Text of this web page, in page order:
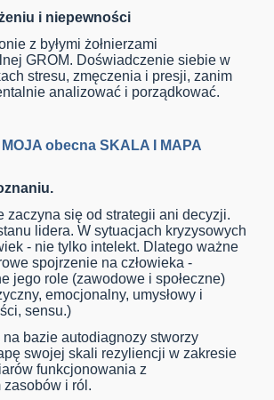
i niepewności
z byłymi żołnierzami
GROM. Doświadczenie siebie w
stresu, zmęczenia i presji, zanim
analizować i porządkować.
MOJA obecna SKALA I MAPA
zaczyna się od strategii ani decyzji.
lidera. W sytuacjach kryzysowych
- nie tylko intelekt. Dlatego ważne
spojrzenie na człowieka -
jego role (zawodowe i społeczne)
emocjonalny, umysłowy i
sensu.)
na bazie autodiagnozy stworzy
swojej skali rezyliencji w zakresie
funkcjonowania z
i ról.